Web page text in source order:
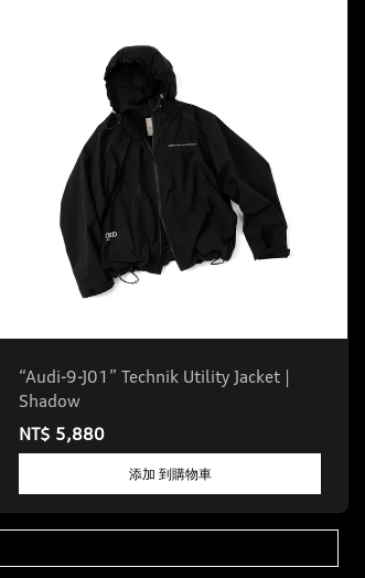
“Audi-9-J01” Technik Utility Jacket |
Shadow
NT$ 5,880
添加 到購物車